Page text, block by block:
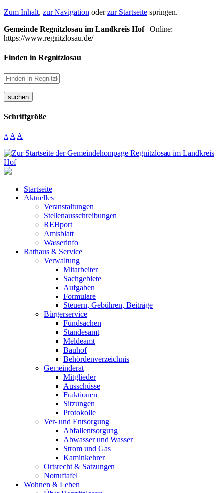
Zum Inhalt, zur Navigation oderzur Startseite springen.
Gemeinde Regnitzlosau im Landkreis Hof| Online:
https://www.regnitzlosau.de/
Finden in Regnitzlosau
suchen
Schriftgröße
A A A
Startseite
Aktuelles
Veranstaltungen
Stellenausschreibungen
REHport
Amtsblatt
Wasserinfo
Rathaus & Service
Verwaltung
Mitarbeiter
Sachgebiete
Aufgaben
Formulare
Steuern, Gebühren, Beiträge
Bürgerservice
Fundsachen
Standesamt
Meldeamt
Bauhof
Behördenverzeichnis
Gemeinderat
Mitglieder
Ausschüsse
Fraktionen
Sitzungen
Protokolle
Ver- und Entsorgung
Abfallentsorgung
Abwasser und Wasser
Strom und Gas
Kaminkehrer
Ortsrecht & Satzungen
Notruftafel
Wohnen & Leben